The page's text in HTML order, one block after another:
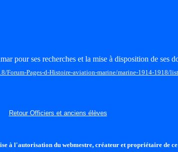
pour ses recherches et la mise à disposition de ses
Forum-Pages-d-Histoire-aviation-marine/marine-1914-1918/
Retour Officiers et anciens élèves
à l'autorisation du webmestre, créateur et propriétaire de